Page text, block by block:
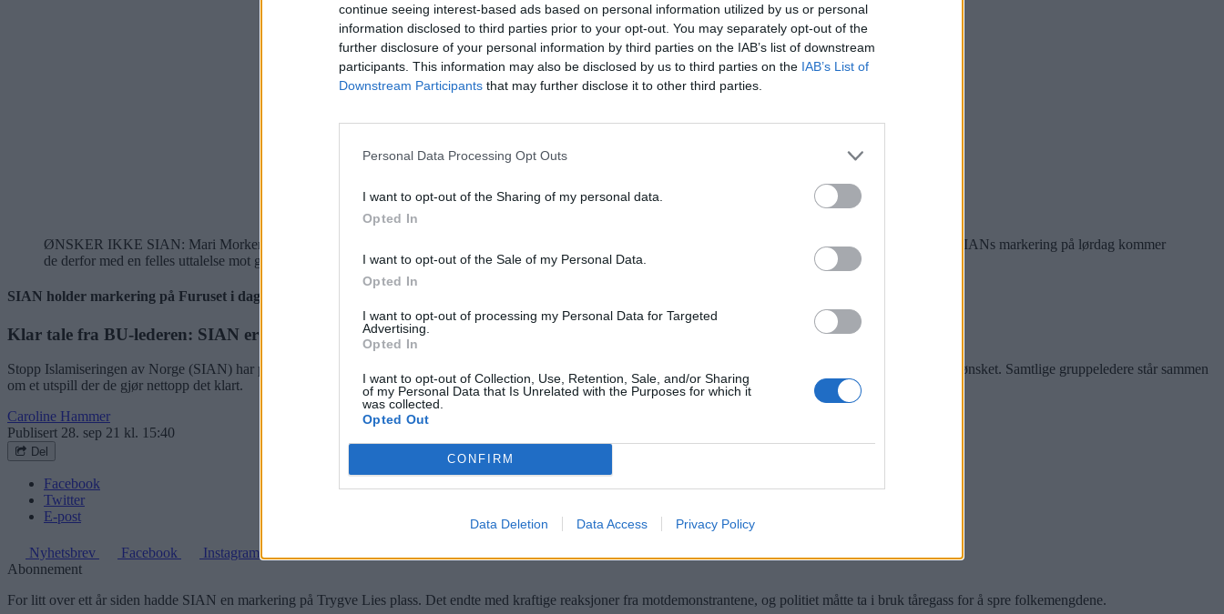
continue seeing interest-based ads based on personal information utilized by us or personal
information disclosed to third parties prior to your opt-out. You may separately opt-out of the
further disclosure of your personal information by third parties on the IAB’s list of downstream
participants. This information may also be disclosed by us to third parties on the IAB’s List of
Downstream Participants that may further disclose it to other third parties.
Personal Data Processing Opt Outs
I want to opt-out of the Sharing of my personal data.
Opted In
I want to opt-out of the Sale of my Personal Data.
Opted In
I want to opt-out of processing my Personal Data for Targeted
Advertising.
Opted In
I want to opt-out of Collection, Use, Retention, Sale, and/or Sharing
of my Personal Data that Is Unrelated with the Purposes for which it
was collected.
Opted Out
CONFIRM
Data Deletion Data Access Privacy Policy
ØNSKER IKKE SIAN: Mari Morken (Ap) i Alna bydelsutvalg er tydelig på at bydelens politikere ikke ønsker at SIAN skal holde markeringer i bydelen. Før SIANs markering på lørdag kommer
de derfor med en felles uttalelse mot gruppen. Foto: Caroline HammerBilde 1 av 1
SIAN holder markering på Furuset i dag:
Klar tale fra BU-lederen: SIAN er ikke velkommen
Stopp Islamiseringen av Norge (SIAN) har planlagt en markering på Furuset lørdag 2. oktober. Alna BU gir nå klar beskjed om at den islamfiendtlige gruppen ikke er ønsket. Samtlige gruppeledere står sammen
om et utspill der de gjør nettopp det klart.
Caroline Hammer
Publisert 28. sep 21 kl. 15:40
Del
Facebook
Twitter
E-post
Nyhetsbrev Facebook
Instagram
Abonnement
For litt over ett år siden hadde SIAN en markering på Trygve Lies plass. Det endte med kraftige reaksjoner fra motdemonstrantene, og politiet måtte ta i bruk tåregass for å spre folkemengdene.